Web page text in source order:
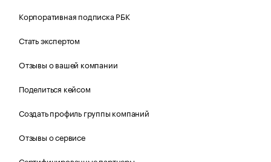
Корпоративная подписка РБК
Стать экспертом
Отзывы о вашей компании
Поделиться кейсом
Создать профиль группы компаний
Отзывы о сервисе